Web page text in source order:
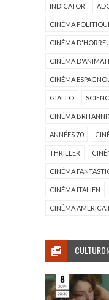
INDICATOR
CINÉMA
CINÉMA
CINÉMA
CINÉMA ESPAGNOL
GIALLO
CINÉMA
ANNÉES 70
THRILLER
CINÉMA
CINÉMA ITALIEN
CINÉMA